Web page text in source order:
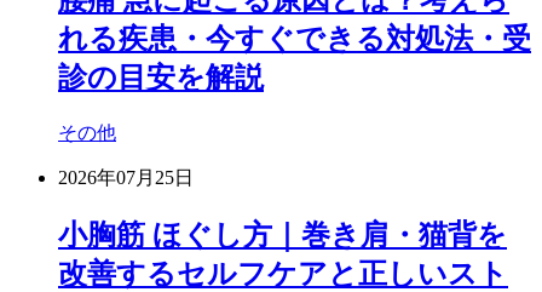
れる疾患・今すぐできる対処法・受
診の目安を解説
その他
2026年07月25日
小胸筋 ほぐし方｜巻き肩・猫背を
改善するセルフケアと正しいスト